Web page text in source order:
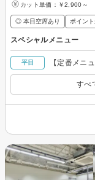
カット単価： ￥2,900～
◎ 本日空席あり ポイン
スペシャルメニュー
平日 【定番メニ
すべ